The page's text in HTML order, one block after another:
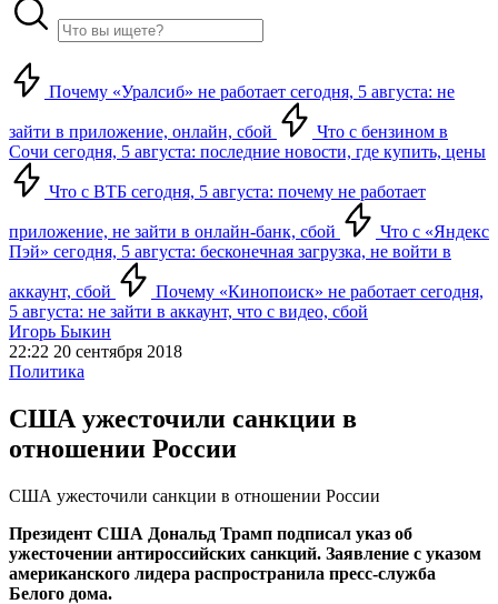
Почему «Уралсиб» не работает сегодня, 5 августа: не
зайти в приложение, онлайн, сбой
Что с бензином в
Сочи сегодня, 5 августа: последние новости, где купить, цены
Что с ВТБ сегодня, 5 августа: почему не работает
приложение, не зайти в онлайн-банк, сбой
Что с «Яндекс
Пэй» сегодня, 5 августа: бесконечная загрузка, не войти в
аккаунт, сбой
Почему «Кинопоиск» не работает сегодня,
5 августа: не зайти в аккаунт, что с видео, сбой
Игорь Быкин
22:22 20 сентября 2018
Политика
США ужесточили санкции в
отношении России
США ужесточили санкции в отношении России
Президент США Дональд Трамп подписал указ об
ужесточении антироссийских санкций. Заявление с указом
американского лидера распространила пресс-служба
Белого дома.